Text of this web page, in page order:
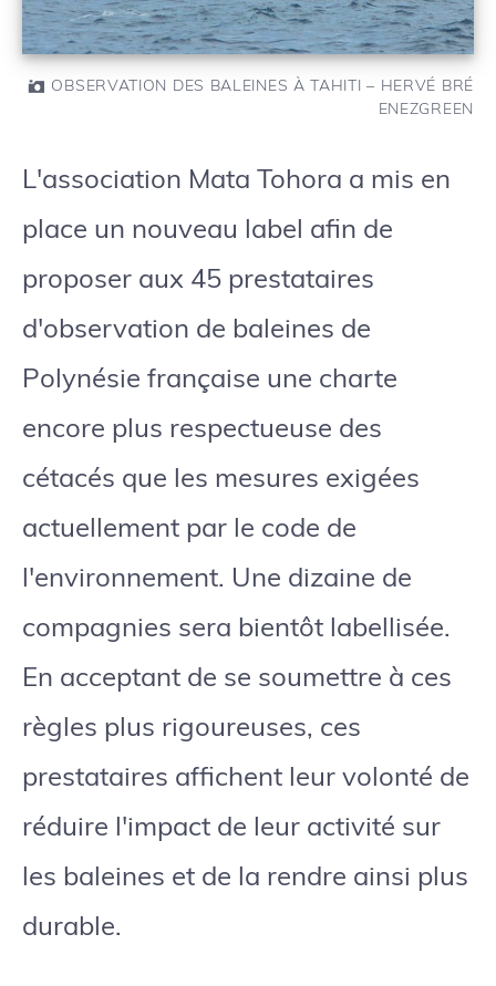
OBSERVATION DES BALEINES À TAHITI – HERVÉ BRÉ
ENEZGREEN
L'association Mata Tohora a mis en
place un nouveau label afin de
proposer aux 45 prestataires
d'observation de baleines de
Polynésie française une charte
encore plus respectueuse des
cétacés que les mesures exigées
actuellement par le code de
l'environnement. Une dizaine de
compagnies sera bientôt labellisée.
En acceptant de se soumettre à ces
règles plus rigoureuses, ces
prestataires affichent leur volonté de
réduire l'impact de leur activité sur
les baleines et de la rendre ainsi plus
durable.